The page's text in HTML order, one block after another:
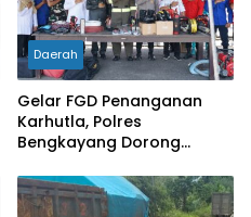
Daerah
Gelar FGD Penanganan
Karhutla, Polres
Bengkayang Dorong
hingga Desa Tanggap
Bencana